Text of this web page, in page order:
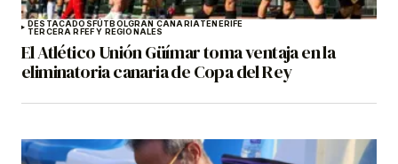
DESTACADOSFÚTBOLGRAN CANARIATENERIFE
TERCERA RFEF Y REGIONALES
El Atlético Unión Güímar toma ventaja en la
eliminatoria canaria de Copa del Rey